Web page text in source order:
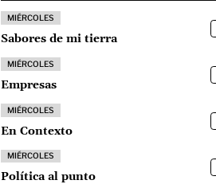
MIÉRCOLES
Sabores de mi tierra
MIÉRCOLES
Empresas
MIÉRCOLES
En Contexto
MIÉRCOLES
Política al punto